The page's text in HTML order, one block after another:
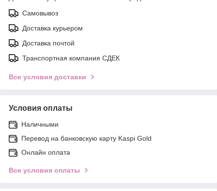
Самовывоз
Доставка курьером
Доставка почтой
Транспортная компания СДЕК
Все условия доставки
Условия оплаты
Наличными
Перевод на банковскую карту Kaspi Gold
Онлайн оплата
Все условия оплаты